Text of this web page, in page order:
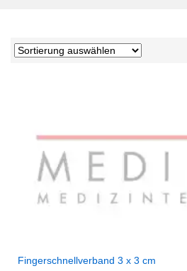
Fingerschnellverband 3 x 3 cm